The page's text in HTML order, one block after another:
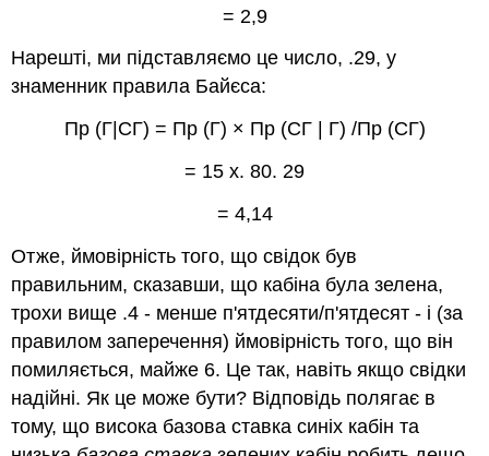
= 2,9
Нарешті, ми підставляємо це число, .29, у
знаменник правила Байєса:
Пр (Г|СГ) = Пр (Г) × Пр (СГ | Г) /Пр (СГ)
= 15 х. 80. 29
= 4,14
Отже, ймовірність того, що свідок був
правильним, сказавши, що кабіна була зелена,
трохи вище .4 - менше п'ятдесяти/п'ятдесят - і (за
правилом заперечення) ймовірність того, що він
помиляється, майже 6. Це так, навіть якщо свідки
надійні. Як це може бути? Відповідь полягає в
тому, що висока базова ставка синіх кабін та